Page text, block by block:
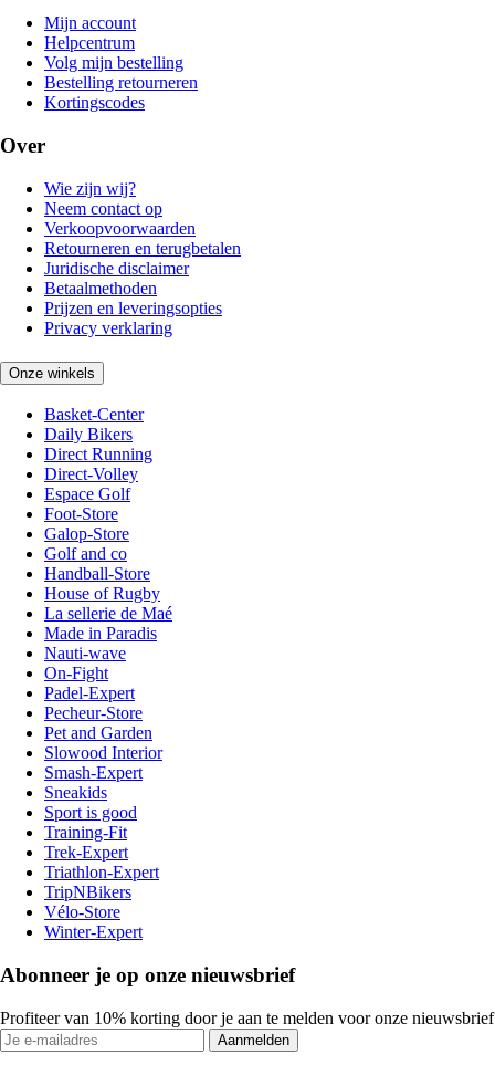
Mijn account
Helpcentrum
Volg mijn bestelling
Bestelling retourneren
Kortingscodes
Over
Wie zijn wij?
Neem contact op
Verkoopvoorwaarden
Retourneren en terugbetalen
Juridische disclaimer
Betaalmethoden
Prijzen en leveringsopties
Privacy verklaring
Onze winkels
Basket-Center
Daily Bikers
Direct Running
Direct-Volley
Espace Golf
Foot-Store
Galop-Store
Golf and co
Handball-Store
House of Rugby
La sellerie de Maé
Made in Paradis
Nauti-wave
On-Fight
Padel-Expert
Pecheur-Store
Pet and Garden
Slowood Interior
Smash-Expert
Sneakids
Sport is good
Training-Fit
Trek-Expert
Triathlon-Expert
TripNBikers
Vélo-Store
Winter-Expert
Abonneer je op onze nieuwsbrief
Profiteer van 10% korting door je aan te melden voor onze nieuwsbrief
Aanmelden